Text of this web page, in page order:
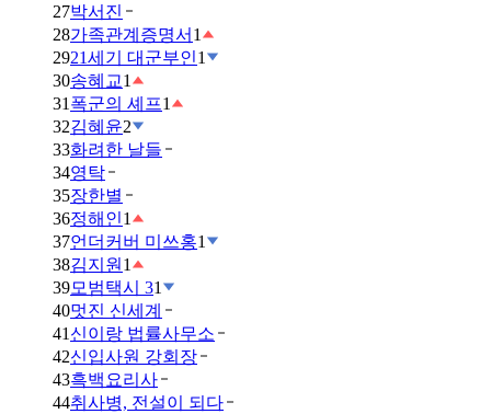
27박서진
28가족관계증명서 1
2921세기 대군부인1
30송혜교1
31 폭군의 셰프1
32김혜윤2
33화려한 날들
34영탁
35장한별
36정해인1
37언더커버 미쓰홍1
38김지원 1
39모범택시 31
40멋진 신세계
41 신이랑 법률사무소
42신입사원 강회장
43흑백요리사
44취사병, 전설이 되다